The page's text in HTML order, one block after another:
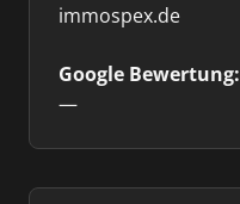
immospex.de
Google Bewertung:
—